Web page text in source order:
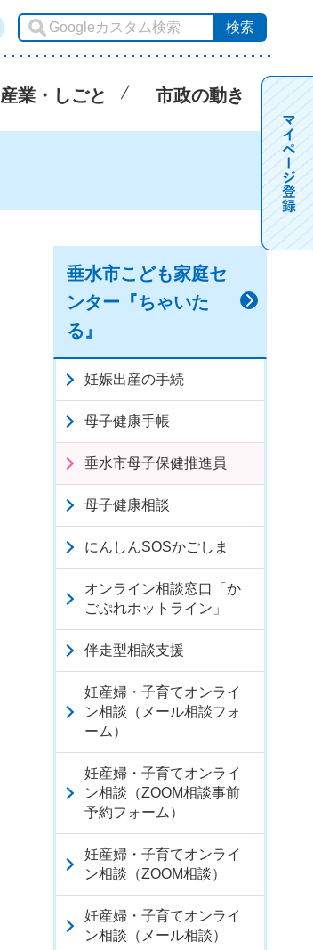
産業・しごと 市政の動き
垂水市こども家庭セ
ンター『ちゃいた
る』
妊娠出産の手続
母子健康手帳
垂水市母子保健推進員
母子健康相談
にんしんSOSかごしま
オンライン相談窓口「か
ごぷれホットライン」
伴走型相談支援
妊産婦・子育てオンライ
ン相談（メール相談フォ
ーム）
妊産婦・子育てオンライ
ン相談（ZOOM相談事前
予約フォーム）
妊産婦・子育てオンライ
ン相談（ZOOM相談）
妊産婦・子育てオンライ
ン相談（メール相談）